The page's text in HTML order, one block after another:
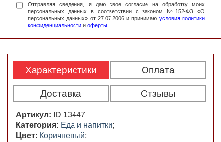
Отправляя сведения, я даю свое согласие на обработку моих
персональных данных в соответствии с законом №152-ФЗ «О
персональных данных» от 27.07.2006 и принимаю условия политики
конфиденциальности и оферты
Характеристики Оплата
Доставка Отзывы
Артикул:
ID 13447
Категория: Еда и напитки;
Цвет: Коричневый;